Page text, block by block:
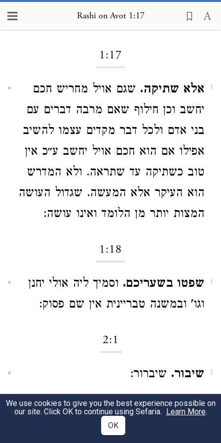
Rashi on Avot 1:17
1:17
1 אלא שתיקה. שגם אויל מחריש חכם
יחשב וכן חילוף שאם מרבה דברים עם
בני אדם ולכל דבר מקדים עצמו להשיב
אפילו אם הוא חכם אויל יחשב ע״כ אין
טוב כשתיקה עד שתראה. ולא המדרש
הוא העיקר אלא המעשה. שגדול העושה
המצות יותר מן הלומד ואינו עושה:
1:18
1 שפטו בשעריכם. וסמיך ליה אולי יחנן
וגו' ובמשנה טבריינית אין שם פסוק:
2:1
1 שיבור. שיברור:
2 כל שהיא תפארת לעושיה.שנוח לו
והנאה וגם בני אדם נוחין הימנו:
We use cookies to give you the best experience possible on
our site. Click OK to continue using Sefaria. Learn More.
OK